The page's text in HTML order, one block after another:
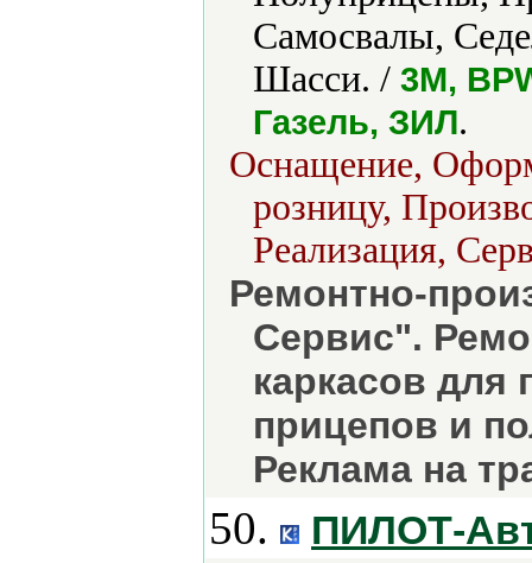
Самосвалы,
Шасси. / 3M,
Газель, ЗИЛ.
Оснащение,
розницу,
Реализация,
Ремонтно-
Сервис".
каркасов для
прицепов и
Реклама на
50. ПИЛОТ-